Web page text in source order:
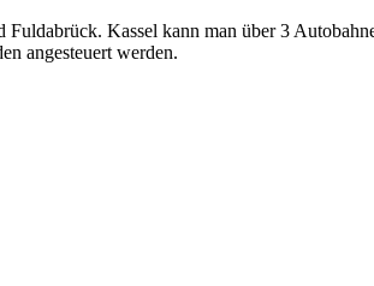
Kassel kann man über 3
angesteuert werden.